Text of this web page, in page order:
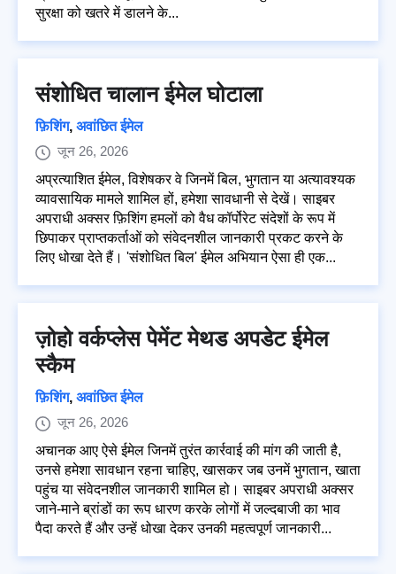
सुरक्षा को खतरे में डालने के...
संशोधित चालान ईमेल घोटाला
फ़िशिंग, अवांछित ईमेल
जून 26, 2026
अप्रत्याशित ईमेल, विशेषकर वे जिनमें बिल, भुगतान या अत्यावश्यक
व्यावसायिक मामले शामिल हों, हमेशा सावधानी से देखें। साइबर
अपराधी अक्सर फ़िशिंग हमलों को वैध कॉर्पोरेट संदेशों के रूप में
छिपाकर प्राप्तकर्ताओं को संवेदनशील जानकारी प्रकट करने के
लिए धोखा देते हैं। 'संशोधित बिल' ईमेल अभियान ऐसा ही एक...
ज़ोहो वर्कप्लेस पेमेंट मेथड अपडेट ईमेल
स्कैम
फ़िशिंग, अवांछित ईमेल
जून 26, 2026
अचानक आए ऐसे ईमेल जिनमें तुरंत कार्रवाई की मांग की जाती है,
उनसे हमेशा सावधान रहना चाहिए, खासकर जब उनमें भुगतान, खाता
पहुंच या संवेदनशील जानकारी शामिल हो। साइबर अपराधी अक्सर
जाने-माने ब्रांडों का रूप धारण करके लोगों में जल्दबाजी का भाव
पैदा करते हैं और उन्हें धोखा देकर उनकी महत्वपूर्ण जानकारी...